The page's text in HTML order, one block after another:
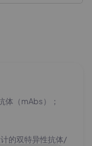
体（mAbs）；
的双特异性抗体/